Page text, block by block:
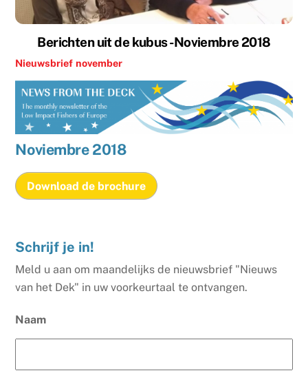
Berichten uit de kubus -Noviembre 2018
Nieuwsbrief november
Noviembre2018
Download de brochure
Schrijf je in!
Meld u aan om maandelijks de nieuwsbrief "Nieuws
van het Dek" in uw voorkeurtaal te ontvangen.
Naam